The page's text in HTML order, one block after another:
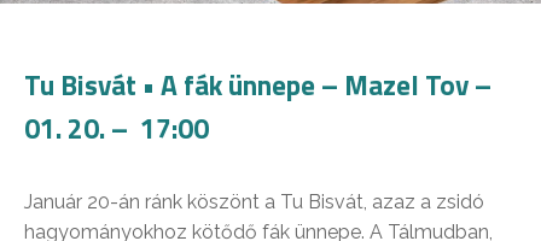
Tu Bisvát • A fák ünnepe – Mazel Tov –
01. 20. – 17:00
Január 20-án ránk köszönt a Tu Bisvát, azaz a zsidó
hagyományokhoz kötődő fák ünnepe. A Tálmudban,